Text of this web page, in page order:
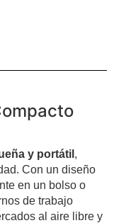
y portátil ,
Con un diseño
en un bolso o
de trabajo
al aire libre y